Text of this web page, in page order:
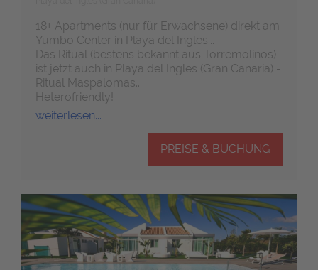
18+ Apartments (nur für Erwachsene) direkt am
Yumbo Center in Playa del Ingles...
Das Ritual (bestens bekannt aus Torremolinos)
ist jetzt auch in Playa del Ingles (Gran Canaria) -
Ritual Maspalomas...
Heterofriendly!
weiterlesen...
PREISE & BUCHUNG